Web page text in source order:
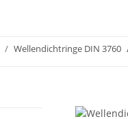
Wellendichtringe DIN 3760